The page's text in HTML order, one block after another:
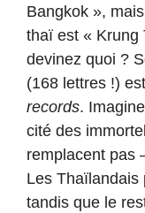
Bangkok »,
thaï est « Krung
devinez quoi ?
(168 lettres !)
records.
cité des
remplacent pas
Les Thaïlandais
tandis que le